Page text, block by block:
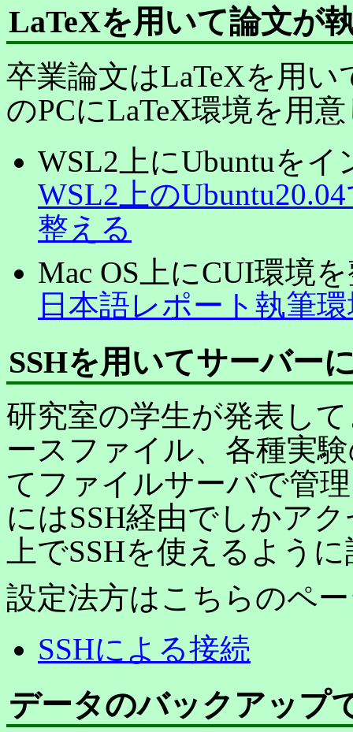
LaTeXを用いて論文が
卒業論文はLaTeXを用
のPCにLaTeX環境を用
WSL2上にUbuntuを
WSL2上の
整える
Mac OS上にCUI環境
日本語レポート執筆
SSHを用いてサーバー
研究室の学生が発表し
ースファイル、各種実
てファイルサーバで管
にはSSH経由でしかア
上でSSHを使えるよう
設定法方はこちらのペ
SSHによる接続
データのバックアップ